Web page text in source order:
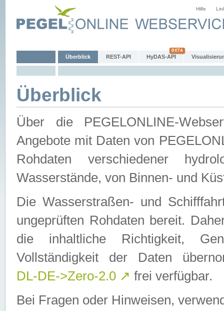
Hilfe
Überblick REST-API HyDAS-API
Überblick
Über die PEGELONLINE-
Angebote mit Daten von
Rohdaten verschiedener
Wasserstände, von Binnen- und
Die Wasserstraßen- und
ungeprüften Rohdaten bereit.
die inhaltliche Richtigkeit,
Vollständigkeit der Daten
DL-DE->Zero-2.0 ↗ frei verfügbar.
Bei Fragen oder Hinweisen,